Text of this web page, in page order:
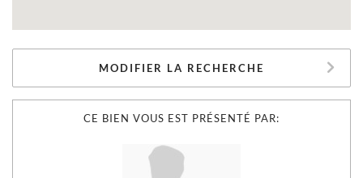
CE BIEN VOUS EST PRÉSENTÉ PAR:
MODIFIER LA RECHERCHE